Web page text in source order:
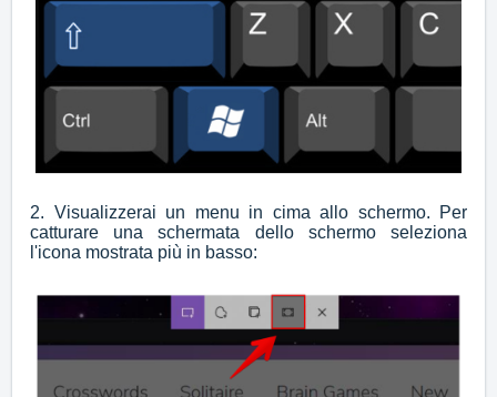
2. Visualizzerai un menu in cima allo schermo. Per
catturare una schermata dello schermo seleziona
l'icona mostrata più in basso: